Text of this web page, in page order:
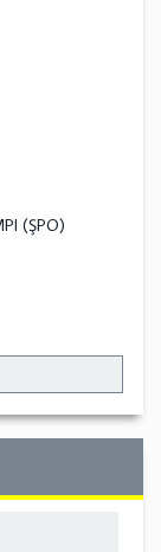
(ŞPO)